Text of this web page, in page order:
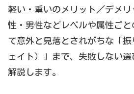
軽い・重いのメリット／デメ
性・男性などレベルや属性ご
て意外と見落とされがちな「
ェイト）」まで、失敗しない
解説します。